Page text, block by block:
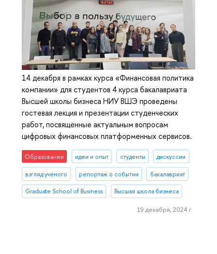
14 декабря в рамках курса «Финансовая политика
компании» для студентов 4 курса бакалавриата
Высшей школы бизнеса НИУ ВШЭ проведены
гостевая лекция и презентации студенческих
работ, посвященные актуальным вопросам
цифровых финансовых платформенных сервисов.
Образование идеи и опыт студенты дискуссии
взгляд ученого репортаж о событии бакалавриат
Graduate School of Business Высшая школа бизнеса
19 декабря, 2024 г.